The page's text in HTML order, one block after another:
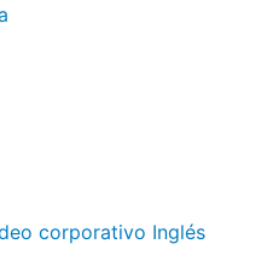
corporativo Inglés